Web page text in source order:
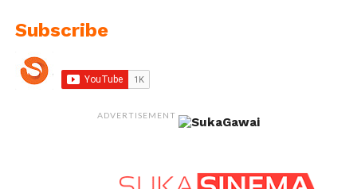
Subscribe
ADVERTISEMENT